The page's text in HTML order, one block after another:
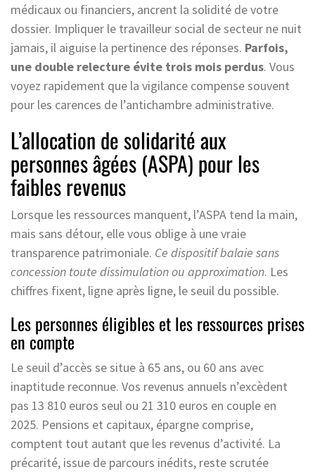
médicaux ou financiers, ancrent la solidité de votre
dossier. Impliquer le travailleur social de secteur ne nuit
jamais, il aiguise la pertinence des réponses. Parfois,
une double relecture évite trois mois perdus. Vous
voyez rapidement que la vigilance compense souvent
pour les carences de l’antichambre administrative.
L’allocation de solidarité aux
personnes âgées (ASPA) pour les
faibles revenus
Lorsque les ressources manquent, l’ASPA tend la main,
mais sans détour, elle vous oblige à une vraie
transparence patrimoniale. Ce dispositif balaie sans
concession toute dissimulation ou approximation. Les
chiffres fixent, ligne après ligne, le seuil du possible.
Les personnes éligibles et les ressources prises
en compte
Le seuil d’accès se situe à 65 ans, ou 60 ans avec
inaptitude reconnue. Vos revenus annuels n’excèdent
pas 13 810 euros seul ou 21 310 euros en couple en
2025. Pensions et capitaux, épargne comprise,
comptent tout autant que les revenus d’activité. La
précarité, issue de parcours inédits, reste scrutée